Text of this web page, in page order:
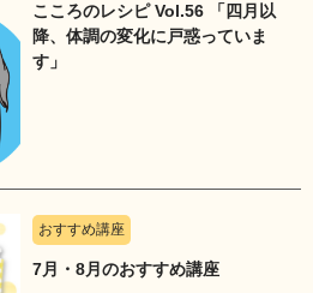
こころのレシピ Vol.56 「四月以
降、体調の変化に戸惑っていま
す」
おすすめ講座
7月・8月のおすすめ講座